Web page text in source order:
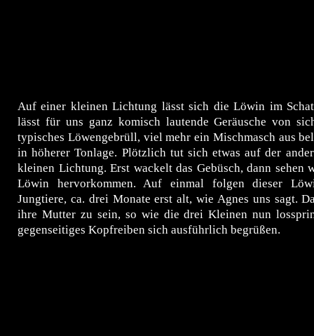
Auf einer kleinen Lichtung lässt sich die Löwin im
lässt für uns ganz komisch lautende Geräusche von
typisches Löwengebrüll, viel mehr ein Mischmasch aus
in höherer Tonlage. Plötzlich tut sich etwas auf der
kleinen Lichtung. Erst wackelt das Gebüsch, dann sehen
Löwin hervorkommen. Auf einmal folgen dieser
Jungtiere, ca. drei Monate erst alt, wie Agnes uns sagt.
ihre Mutter zu sein, so wie die drei Kleinen nun
gegenseitiges Kopfreiben sich ausführlich begrüßen.